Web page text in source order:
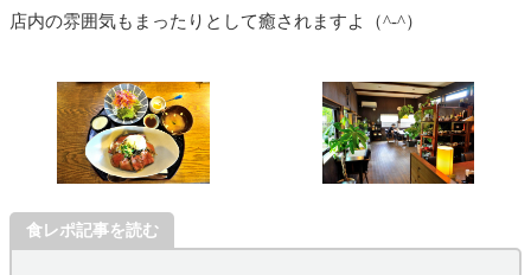
店内の雰囲気もまったりとして癒されますよ（^-^）
食レポ記事を読む